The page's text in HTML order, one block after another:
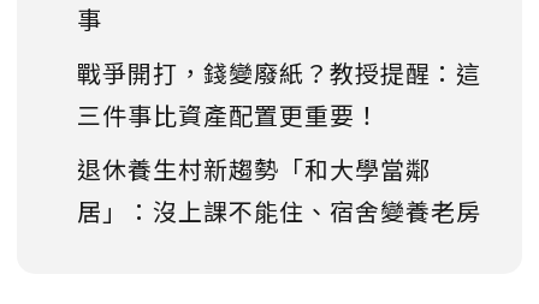
事
戰爭開打，錢變廢紙？教授提醒：這
三件事比資產配置更重要！
退休養生村新趨勢「和大學當鄰
居」：沒上課不能住、宿舍變養老房